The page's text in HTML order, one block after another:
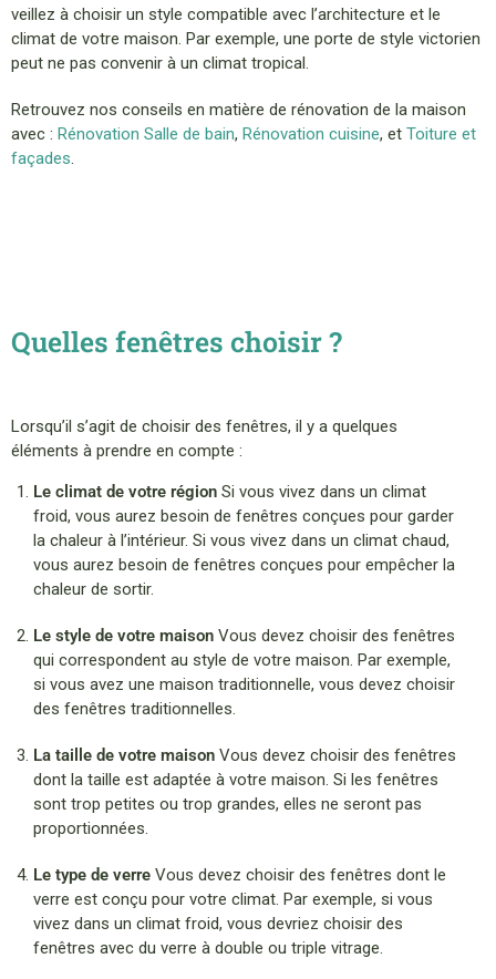
veillez à choisir un style compatible avec l’architecture et le
climat de votre maison. Par exemple, une porte de style victorien
peut ne pas convenir à un climat tropical.
Retrouvez nos conseils en matière de rénovation de la maison
avec : Rénovation Salle de bain, Rénovation cuisine, et Toiture et
façades.
Quelles fenêtres choisir ?
Lorsqu’il s’agit de choisir des fenêtres, il y a quelques
éléments à prendre en compte :
Le climat de votre région Si vous vivez dans un climat
froid, vous aurez besoin de fenêtres conçues pour garder
la chaleur à l’intérieur. Si vous vivez dans un climat chaud,
vous aurez besoin de fenêtres conçues pour empêcher la
chaleur de sortir.
Le style de votre maison Vous devez choisir des fenêtres
qui correspondent au style de votre maison. Par exemple,
si vous avez une maison traditionnelle, vous devez choisir
des fenêtres traditionnelles.
La taille de votre maison Vous devez choisir des fenêtres
dont la taille est adaptée à votre maison. Si les fenêtres
sont trop petites ou trop grandes, elles ne seront pas
proportionnées.
Le type de verre Vous devez choisir des fenêtres dont le
verre est conçu pour votre climat. Par exemple, si vous
vivez dans un climat froid, vous devriez choisir des
fenêtres avec du verre à double ou triple vitrage.